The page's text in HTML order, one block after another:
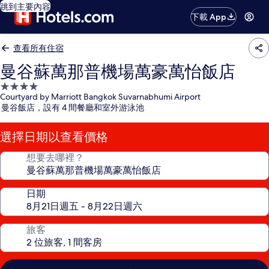
跳到主要內容
下載 App
查看所有住宿
曼谷蘇萬那普機場萬豪萬怡飯店
4.0
星
級
住
宿
Courtyard by Marriott Bangkok Suvarnabhumi Airport
曼谷飯店，設有 4 間餐廳和室外游泳池
選擇日期以查看價格
想要去哪裡？
日期
旅客